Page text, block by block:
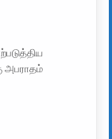
அபராதம்